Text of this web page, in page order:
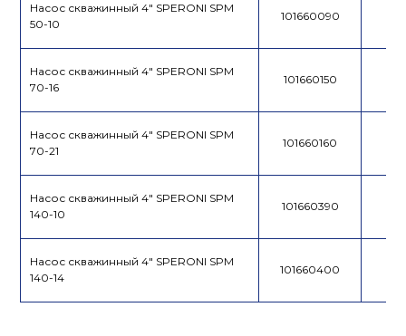
Насос скважинный 4" SPERONI SPM
50-10
101660090
Насос скважинный 4" SPERONI SPM
70-16
101660150
Насос скважинный 4" SPERONI SPM
70-21
101660160
Насос скважинный 4" SPERONI SPM
140-10
101660390
Насос скважинный 4" SPERONI SPM
140-14
101660400